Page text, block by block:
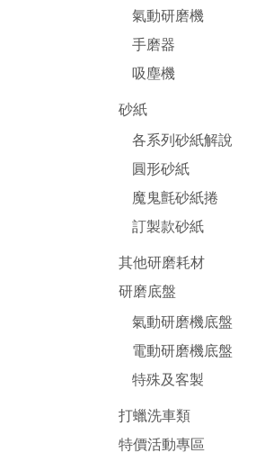
氣動研磨機
手磨器
吸塵機
砂紙
各系列砂紙解說
圓形砂紙
魔鬼氈砂紙捲
訂製款砂紙
其他研磨耗材
研磨底盤
氣動研磨機底盤
電動研磨機底盤
特殊及客製
打蠟洗車類
特價活動專區